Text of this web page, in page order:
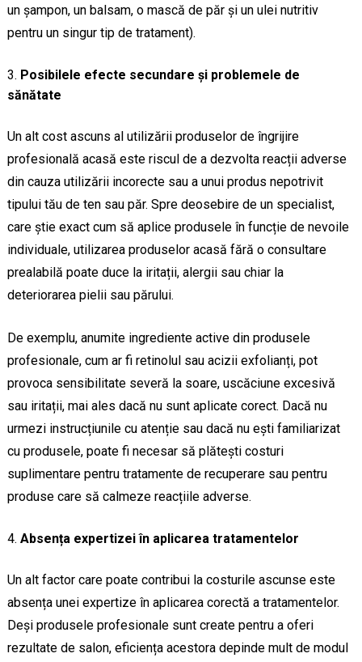
un șampon, un balsam, o mască de păr și un ulei nutritiv
pentru un singur tip de tratament).
Posibilele efecte secundare și problemele de
sănătate
Un alt cost ascuns al utilizării produselor de îngrijire
profesională acasă este riscul de a dezvolta reacții adverse
din cauza utilizării incorecte sau a unui produs nepotrivit
tipului tău de ten sau păr. Spre deosebire de un specialist,
care știe exact cum să aplice produsele în funcție de nevoile
individuale, utilizarea produselor acasă fără o consultare
prealabilă poate duce la iritații, alergii sau chiar la
deteriorarea pielii sau părului.
De exemplu, anumite ingrediente active din produsele
profesionale, cum ar fi retinolul sau acizii exfolianți, pot
provoca sensibilitate severă la soare, uscăciune excesivă
sau iritații, mai ales dacă nu sunt aplicate corect. Dacă nu
urmezi instrucțiunile cu atenție sau dacă nu ești familiarizat
cu produsele, poate fi necesar să plătești costuri
suplimentare pentru tratamente de recuperare sau pentru
produse care să calmeze reacțiile adverse.
Absența expertizei în aplicarea tratamentelor
Un alt factor care poate contribui la costurile ascunse este
absența unei expertize în aplicarea corectă a tratamentelor.
Deși produsele profesionale sunt create pentru a oferi
rezultate de salon, eficiența acestora depinde mult de modul